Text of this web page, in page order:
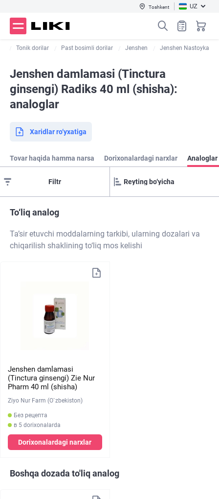
Toshkent UZ
Tonik dorilar Past bosimli dorilar Jenshen Jenshen Nastoyka
Jenshen damlamasi (Tinctura
ginsengi) Radiks 40 ml (shisha):
analoglar
Xaridlar ro‘yxatiga
Tovar haqida hamma narsa Dorixonalardagi narxlar Analoglar
Filtr
To‘liq analog
Ta’sir etuvchi moddalarning tarkibi, ularning dozalari va
chiqarilish shaklining to‘liq mos kelishi
Jenshen damlamasi
(Tinctura ginsengi) Zie Nur
Pharm 40 ml (shisha)
Ziyo Nur Farm (O`zbekiston)
Без рецепта
в 5 dorixonalarda
Dorixonalardagi narxlar
Boshqa dozada to'liq analog